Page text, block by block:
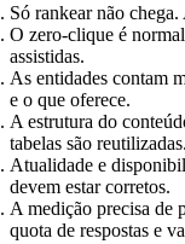
Só rankear não
O zero‑clique é
assistidas.
As entidades contam
e o que oferece.
A estrutura do
tabelas são reutilizadas.
Atualidade e
devem estar corretos.
A medição precisa de
quota de respostas e